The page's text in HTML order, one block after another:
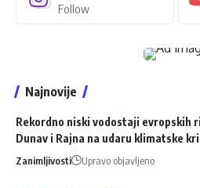
Follow
Najnovije
Rekordno niski vodostaji evropskih
Dunav i Rajna na udaru klimatske
Zanimljivosti Upravo objavljeno